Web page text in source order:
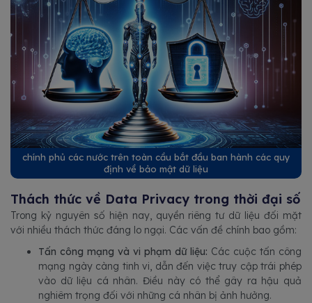
chính phủ các nước trên toàn cầu bắt đầu ban hành các quy
định về bảo mật dữ liệu
Thách thức về Data Privacy trong thời đại số
Trong kỷ nguyên số hiện nay, quyền riêng tư dữ liệu đối mặt
với nhiều thách thức đáng lo ngại. Các vấn đề chính bao gồm:
Tấn công mạng và vi phạm dữ liệu: Các cuộc tấn công
mạng ngày càng tinh vi, dẫn đến việc truy cập trái phép
vào dữ liệu cá nhân. Điều này có thể gây ra hậu quả
nghiêm trọng đối với những cá nhân bị ảnh hưởng.